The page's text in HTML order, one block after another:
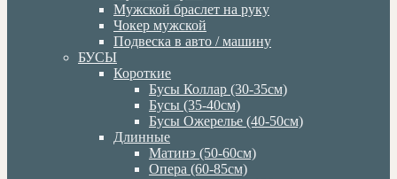
Мужской браслет на руку
Чокер мужской
Подвеска в авто / машину
БУСЫ
Короткие
Бусы Коллар (30-35см)
Бусы (35-40см)
Бусы Ожерелье (40-50см)
Длинные
Матинэ (50-60см)
Опера (60-85см)